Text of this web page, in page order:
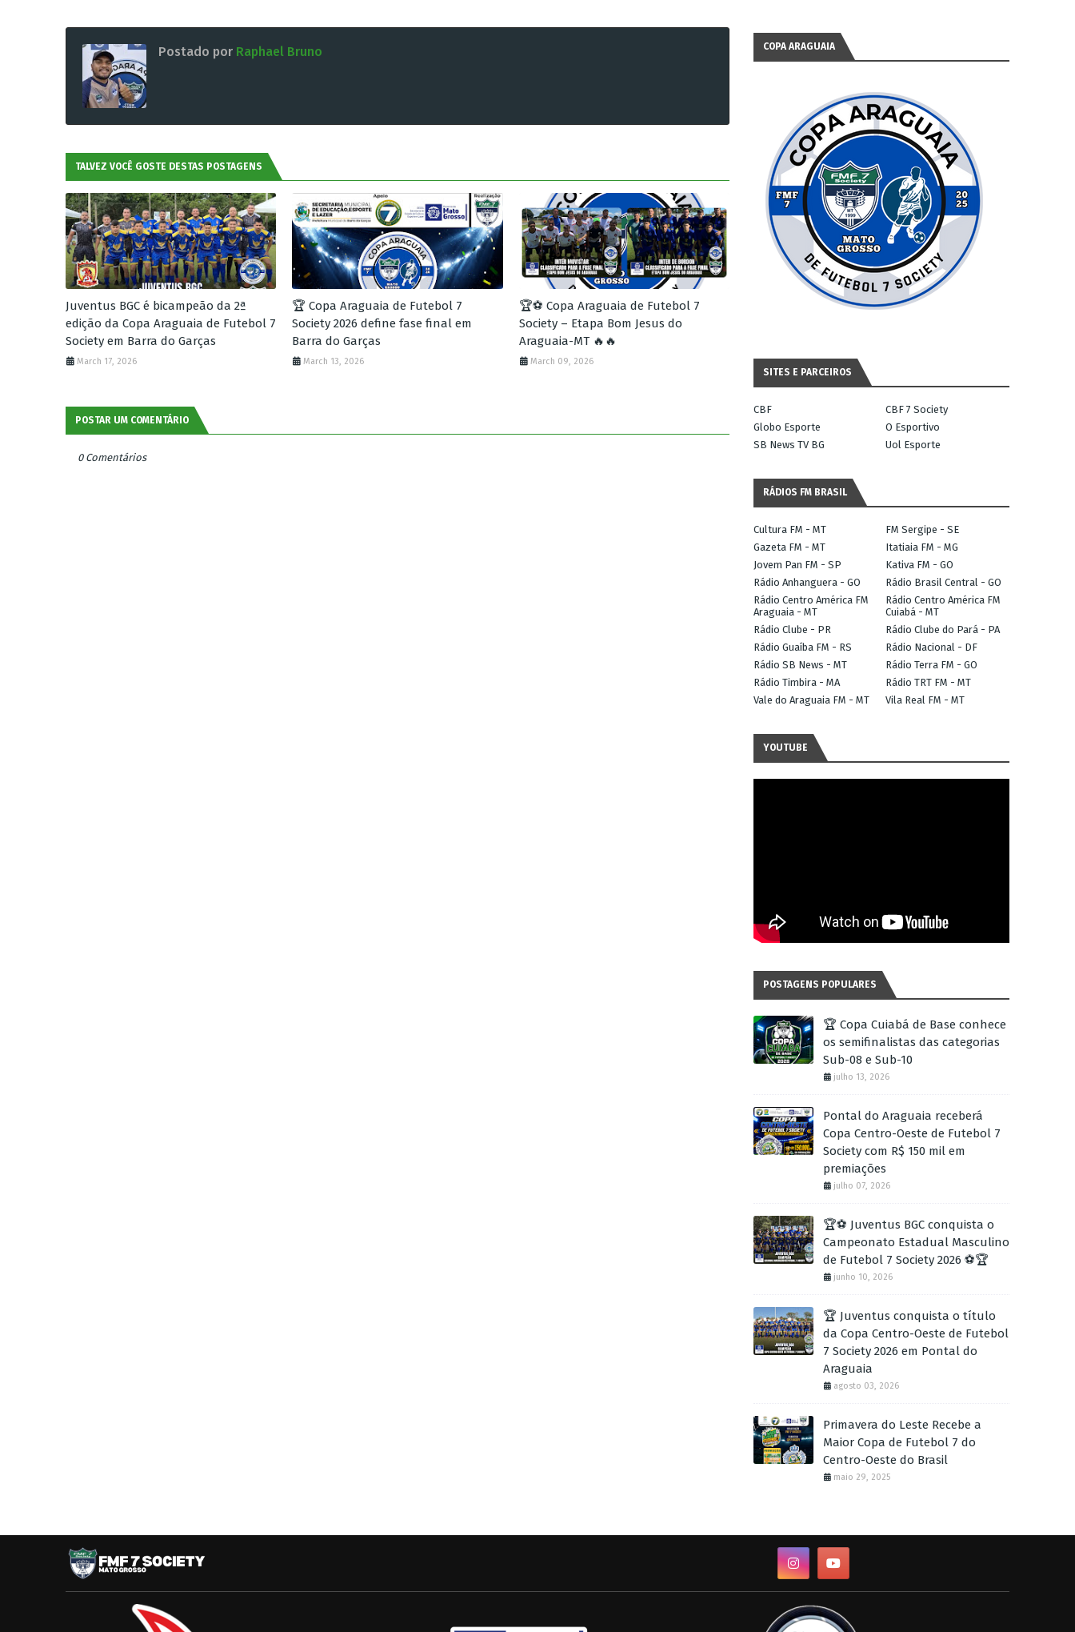
Postado por Raphael Bruno
TALVEZ VOCÊ GOSTE DESTAS POSTAGENS
Juventus BGC é bicampeão da 2ª
edição da Copa Araguaia de Futebol 7
Society em Barra do Garças
March 17, 2026
🏆 Copa Araguaia de Futebol 7
Society 2026 define fase final em
Barra do Garças
March 13, 2026
🏆⚽ Copa Araguaia de Futebol 7
Society – Etapa Bom Jesus do
Araguaia-MT 🔥🔥
March 09, 2026
POSTAR UM COMENTÁRIO
0 Comentários
COPA ARAGUAIA
SITES E PARCEIROS
CBF
CBF 7 Society
Globo Esporte
O Esportivo
SB News TV BG
Uol Esporte
RÁDIOS FM BRASIL
Cultura FM - MT
FM Sergipe - SE
Gazeta FM - MT
Itatiaia FM - MG
Jovem Pan FM - SP
Kativa FM - GO
Rádio Anhanguera - GO
Rádio Brasil Central - GO
Rádio Centro América FM
Araguaia - MT
Rádio Centro América FM
Cuiabá - MT
Rádio Clube - PR
Rádio Clube do Pará - PA
Rádio Guaíba FM - RS
Rádio Nacional - DF
Rádio SB News - MT
Rádio Terra FM - GO
Rádio Timbira - MA
Rádio TRT FM - MT
Vale do Araguaia FM - MT
Vila Real FM - MT
YOUTUBE
POSTAGENS POPULARES
🏆 Copa Cuiabá de Base conhece
os semifinalistas das categorias
Sub-08 e Sub-10
julho 13, 2026
Pontal do Araguaia receberá
Copa Centro-Oeste de Futebol 7
Society com R$ 150 mil em
premiações
julho 07, 2026
🏆⚽ Juventus BGC conquista o
Campeonato Estadual Masculino
de Futebol 7 Society 2026 ⚽🏆
junho 10, 2026
🏆 Juventus conquista o título
da Copa Centro-Oeste de Futebol
7 Society 2026 em Pontal do
Araguaia
agosto 03, 2026
Primavera do Leste Recebe a
Maior Copa de Futebol 7 do
Centro-Oeste do Brasil
maio 29, 2025